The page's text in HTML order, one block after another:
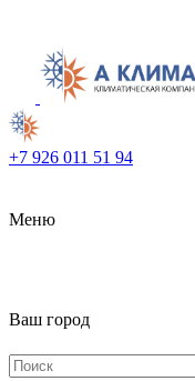
+7 926 011 51 94
Меню
Ваш город